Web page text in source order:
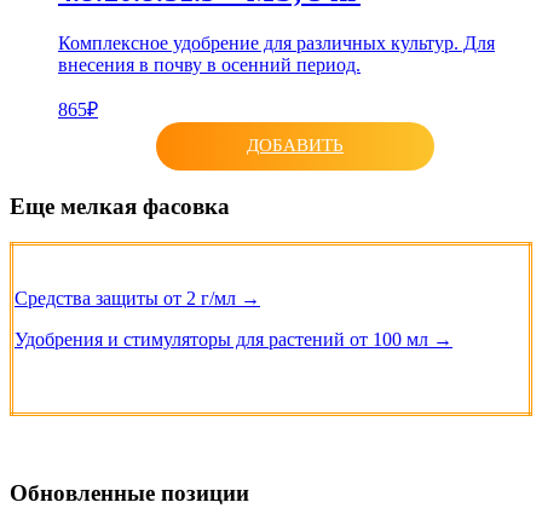
Комплексное удобрение для различных культур. Для
внесения в почву в осенний период.
865₽
ДОБАВИТЬ
Еще мелкая фасовка
Средства защиты от 2 г/мл →
Удобрения и стимуляторы для растений от 100 мл →
Обновленные позиции